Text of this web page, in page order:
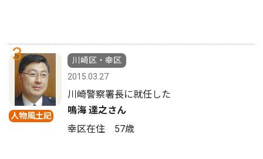
3
人物風土記
川崎区・幸区
2015.03.27
川崎警察署長に就任した
鳴海 達之さん
幸区在住 57歳